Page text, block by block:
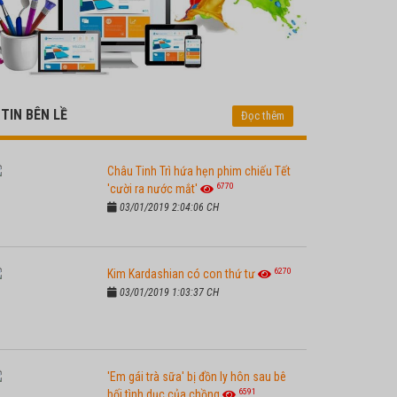
TIN BÊN LỀ Đọc thêm
Châu Tinh Trì hứa hẹn phim chiếu Tết
'cười ra nước mắt'
6770
03/01/2019 2:04:06 CH
Kim Kardashian có con thứ tư 6270
03/01/2019 1:03:37 CH
'Em gái trà sữa' bị đồn ly hôn sau bê
6591